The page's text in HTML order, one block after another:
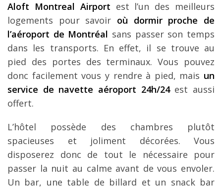
Aloft Montreal Airport est l’un des meilleurs
logements pour savoir où dormir proche de
l’aéroport de Montréal sans passer son temps
dans les transports. En effet, il se trouve au
pied des portes des terminaux. Vous pouvez
donc facilement vous y rendre à pied, mais un
service de navette aéroport 24h/24est aussi
offert.
L’hôtel possède des chambres plutôt
spacieuses et joliment décorées. Vous
disposerez donc de tout le nécessaire pour
passer la nuit au calme avant de vous envoler.
Un bar, une table de billard et un snack bar